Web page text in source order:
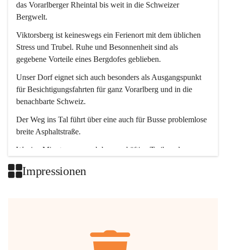
das Vorarlberger Rheintal bis weit in die Schweizer
Bergwelt.
Viktorsberg ist keineswegs ein Ferienort mit dem üblichen
Stress und Trubel. Ruhe und Besonnenheit sind als
gegebene Vorteile eines Bergdofes geblieben.
Unser Dorf eignet sich auch besonders als Ausgangspunkt
für Besichtigungsfahrten für ganz Vorarlberg und in die
benachbarte Schweiz.
Der Weg ins Tal führt über eine auch für Busse problemlose
breite Asphaltstraße.
Wenige Minuten nur, und das geschäftige Treiben der
Impressionen